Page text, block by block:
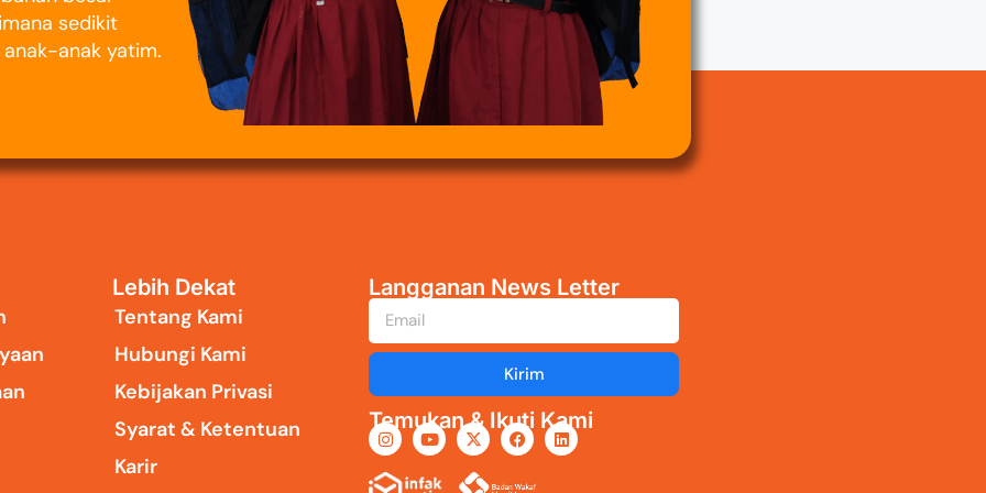
sedikit
anak yatim.
Lebih Dekat
Tentang Kami
Hubungi Kami
Kebijakan Privasi
Syarat & Ketentuan
Karir
Langganan News Letter
Kirim
Temukan & Ikuti Kami